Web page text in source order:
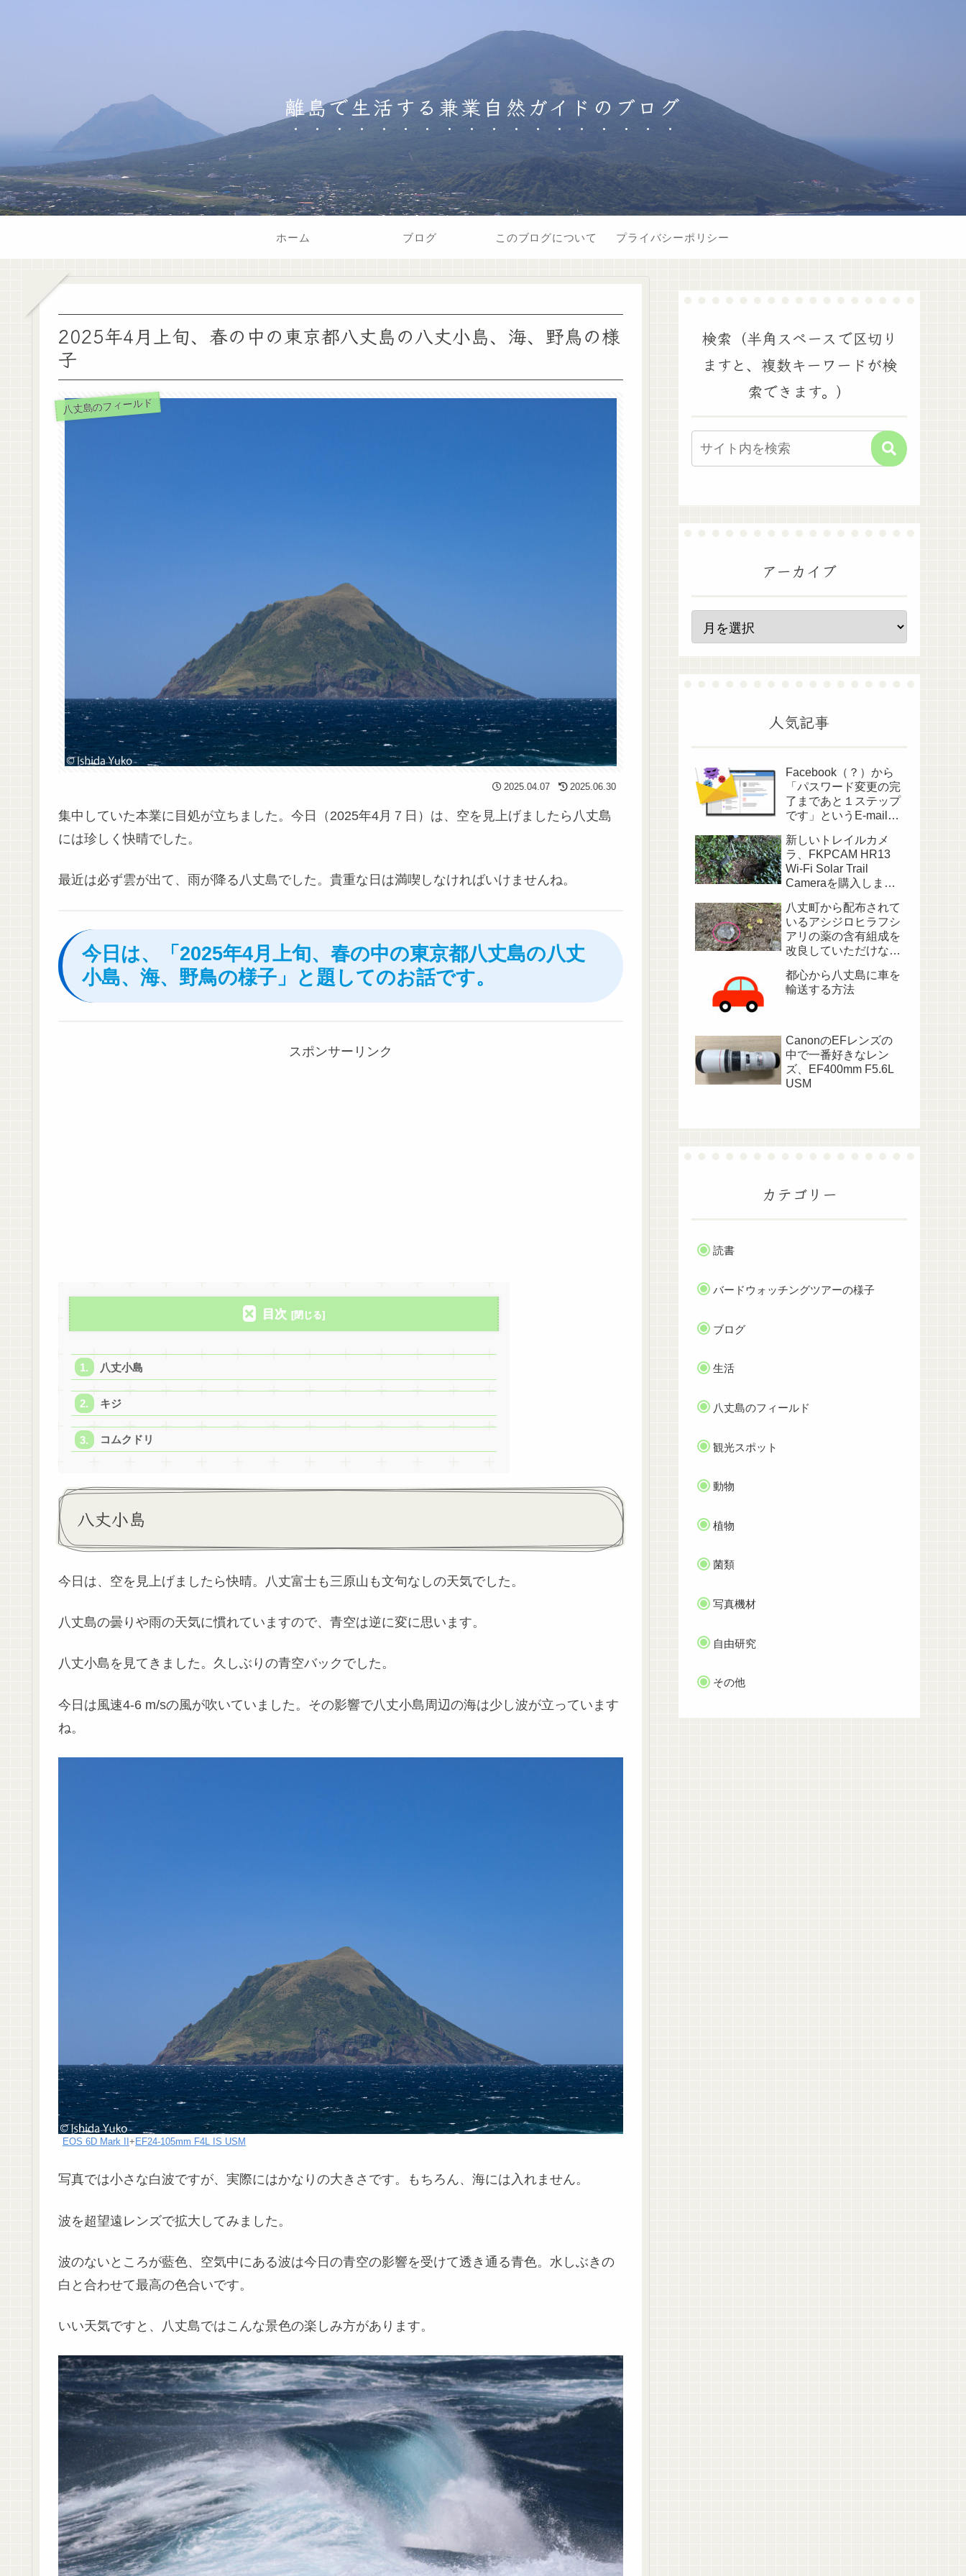
離島で生活する兼業自然ガイドのブログ
ホーム ブログ このブログについて プライバシーポリシー
2025年4月上旬、春の中の東京都八丈島の八丈小島、海、野鳥の様
子
八丈島のフィールド
2025.04.07 2025.06.30
集中していた本業に目処が立ちました。今日（2025年4月７日）は、空を見上げましたら八丈島
には珍しく快晴でした。
最近は必ず雲が出て、雨が降る八丈島でした。貴重な日は満喫しなければいけませんね。
今日は、「2025年4月上旬、春の中の東京都八丈島の八丈
小島、海、野鳥の様子」と題してのお話です。
スポンサーリンク
目次
八丈小島
キジ
コムクドリ
八丈小島
今日は、空を見上げましたら快晴。八丈富士も三原山も文句なしの天気でした。
八丈島の曇りや雨の天気に慣れていますので、青空は逆に変に思います。
八丈小島を見てきました。久しぶりの青空バックでした。
今日は風速4-6 m/sの風が吹いていました。その影響で八丈小島周辺の海は少し波が立っています
ね。
EOS 6D Mark II + EF24-105mm F4L IS USM
写真では小さな白波ですが、実際にはかなりの大きさです。もちろん、海には入れません。
波を超望遠レンズで拡大してみました。
波のないところが藍色、空気中にある波は今日の青空の影響を受けて透き通る青色。水しぶきの
白と合わせて最高の色合いです。
いい天気ですと、八丈島ではこんな景色の楽しみ方があります。
検索（半角スペースで区切り
ますと、複数キーワードが検
索できます。）
アーカイブ
人気記事
Facebook（？）から
「パスワード変更の完
了まであと１ステップ
です」というE-mailが
新しいトレイルカメ
ラ、FKPCAM HR13
Wi-Fi Solar Trail
Cameraを購入しまし
八丈町から配布されて
いるアシジロヒラフシ
アリの薬の含有組成を
改良していただけない
都心から八丈島に車を
輸送する方法
CanonのEFレンズの
中で一番好きなレン
ズ、EF400mm F5.6L
USM
カテゴリー
読書
バードウォッチングツアーの様子
ブログ
生活
八丈島のフィールド
観光スポット
動物
植物
菌類
写真機材
自由研究
その他